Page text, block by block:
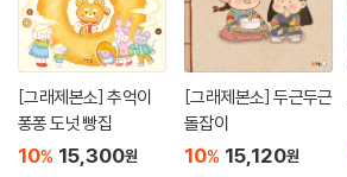
[그래제본소] 추억이
퐁퐁 도넛 빵집
10% 15,300원
[그래제본소] 두근두근
돌잡이
10% 15,120원